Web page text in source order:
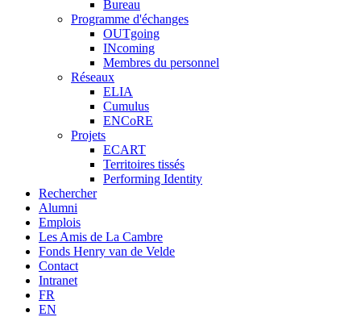
Bureau
Programme d'échanges
OUTgoing
INcoming
Membres du personnel
Réseaux
ELIA
Cumulus
ENCoRE
Projets
ECART
Territoires tissés
Performing Identity
Rechercher
Alumni
Emplois
Les Amis de La Cambre
Fonds Henry van de Velde
Contact
Intranet
FR
EN